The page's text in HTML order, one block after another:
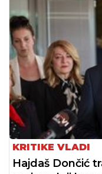
KRITIKE VLADI
Hajdaš Dončić